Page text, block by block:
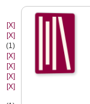
[X]
[X]
(1)
[X]
[X]
[X]
[X]